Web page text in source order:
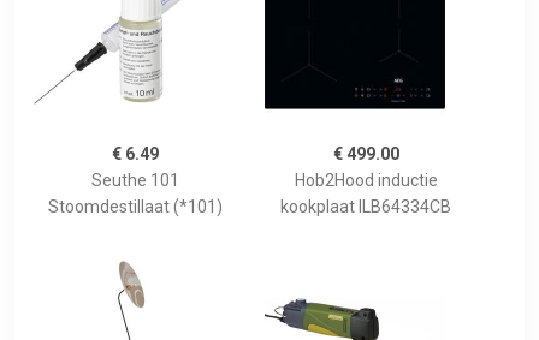
€ 6.49
Seuthe 101
Stoomdestillaat (*101)
€ 499.00
Hob2Hood inductie
kookplaat ILB64334CB